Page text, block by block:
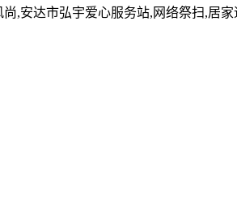
,安达市弘宇爱心服务站,网络祭扫,居